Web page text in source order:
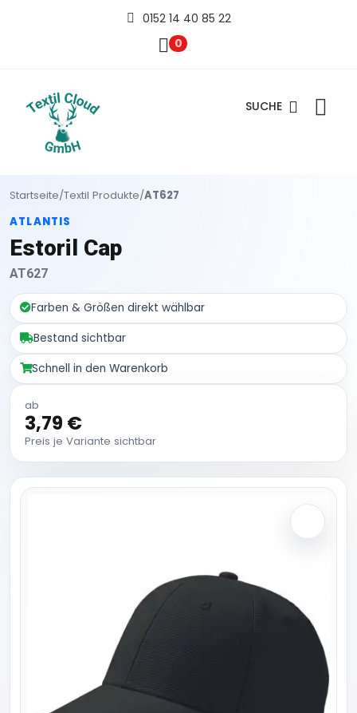
0152 14 40 85 22
0
SUCHE
Startseite/Textil Produkte/AT627
ATLANTIS
Estoril Cap
AT627
Farben & Größen direkt wählbar
Bestand sichtbar
Schnell in den Warenkorb
ab
3,79 €
Preis je Variante sichtbar